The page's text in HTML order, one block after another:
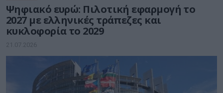
Ψηφιακό ευρώ: Πιλοτική εφαρμογή το
2027 με ελληνικές τράπεζες και
κυκλοφορία το 2029
21.07.2026